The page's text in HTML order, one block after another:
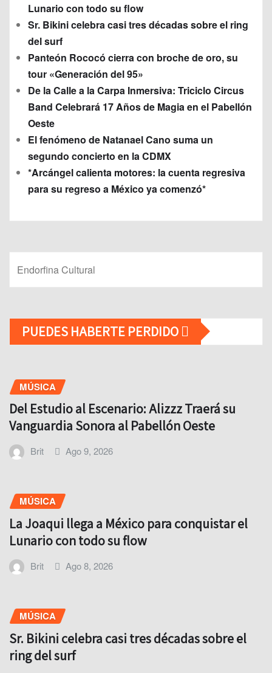
Lunario con todo su flow
Sr. Bikini celebra casi tres décadas sobre el ring
del surf
Panteón Rococó cierra con broche de oro, su
tour «Generación del 95»
De la Calle a la Carpa Inmersiva: Triciclo Circus
Band Celebrará 17 Años de Magia en el Pabellón
Oeste
El fenómeno de Natanael Cano suma un
segundo concierto en la CDMX
*Arcángel calienta motores: la cuenta regresiva
para su regreso a México ya comenzó*
Endorfina Cultural
PUEDES HABERTE PERDIDO
MÚSICA
Del Estudio al Escenario: Alizzz Traerá su
Vanguardia Sonora al Pabellón Oeste
Brit Ago 9, 2026
MÚSICA
La Joaqui llega a México para conquistar el
Lunario con todo su flow
Brit Ago 8, 2026
MÚSICA
Sr. Bikini celebra casi tres décadas sobre el
ring del surf